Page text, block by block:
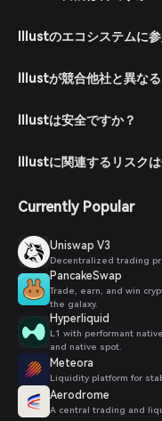
ア（例：ILLUST/USDT）
購入したい数量を入力し
Illustのエコシステムに
Illustが競合他社と異な
Illustは安全ですか？
Illustに関連するリスク
Currently Popular
Uniswap V3
Decentralized trading
PancakeSwap
Trade, earn, and win
the galaxy.
Hyperliquid
L1 with performant
and native spot.
Meteora
Liquidity platform for
Aerodrome
A central trading and